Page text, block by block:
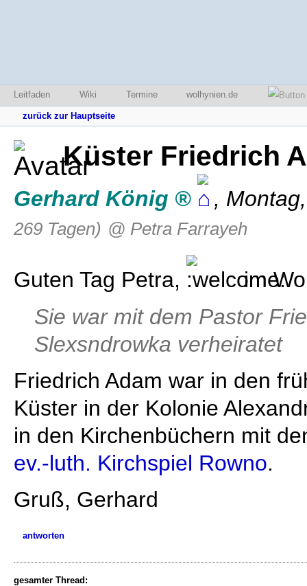
Leitfaden Wiki Termine wolhynien.de
zurück zur Hauptseite
Küster Friedrich
Gerhard König ,
269 Tagen) @ Petra Farrayeh
Guten Tag Petra,
im
Sie war mit dem Pastor
Slexsndrowka verheiratet
Friedrich Adam war in den
Küster in der Kolonie
in den Kirchenbüchern mit
ev.-luth. Kirchspiel Rowno.
Gruß, Gerhard
antworten
gesamter Thread: